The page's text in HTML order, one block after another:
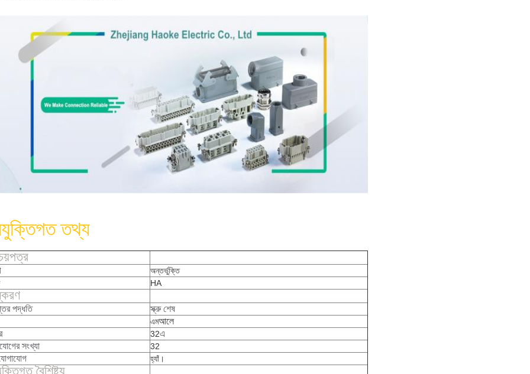
তথ্য
অন্তর্ভুক্তি
HA
পদ্ধতি
স্ক্রু শেষ
এমআলে
32এ
সংখ্যা
32
হ্যাঁ।
বৈশিষ্ট্য